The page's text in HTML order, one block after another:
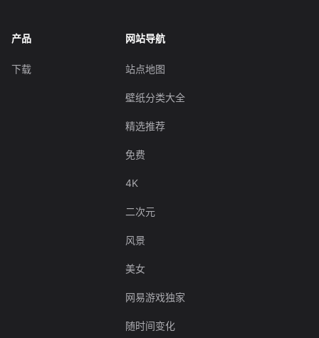
产品
下载
网站导航
站点地图
壁纸分类大全
精选推荐
免费
4K
二次元
风景
美女
网易游戏独家
随时间变化